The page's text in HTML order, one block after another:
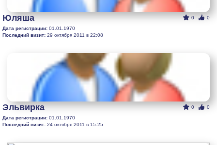
0 0
Юляша
Дата регистрации: 01.01.1970
Последний визит: 29 октября 2011 в 22:08
0 0
Эльвирка
Дата регистрации: 01.01.1970
Последний визит: 24 октября 2011 в 15:25